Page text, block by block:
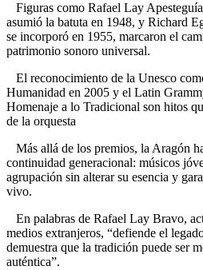
Figuras como Rafael Lay
asumió la batuta en 1948, y Richard
se incorporó en 1955, marcaron el
patrimonio sonoro universal.
El reconocimiento de la Unesco
Humanidad en 2005 y el Latin
Homenaje a lo Tradicional son hitos
de la orquesta
Más allá de los premios, la Aragón
continuidad generacional: músicos
agrupación sin alterar su esencia y
vivo.
En palabras de Rafael Lay Bravo,
medios extranjeros, “defiende el
demuestra que la tradición puede ser
auténtica”.